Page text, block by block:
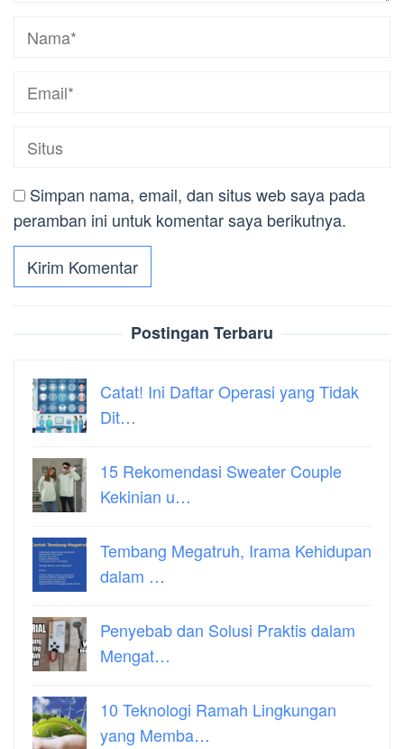
Simpan nama, email, dan situs web saya pada
peramban ini untuk komentar saya berikutnya.
Postingan Terbaru
Catat! Ini Daftar Operasi yang Tidak
Dit…
15 Rekomendasi Sweater Couple
Kekinian u…
Tembang Megatruh, Irama Kehidupan
dalam …
Penyebab dan Solusi Praktis dalam
Mengat…
10 Teknologi Ramah Lingkungan
yang Memba…